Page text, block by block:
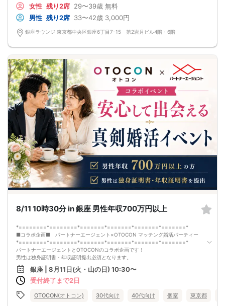
心が広く余裕があり、安心できる etc
あなたの理想のお相手と出逢えるかも♡
女性 残り2席 29〜39歳 無料
男性 残り2席 33〜42歳 3,000円
銀座ラウンジ 東京都中央区銀座6丁目7-15 第2岩月ビル4階・6階
8/11 10時30分 in 銀座 男性年収700万円以上
*========*========*=======*=======*=======*=======*
■コラボ企画■ パートナーエージェント×OTOCON マッチング婚活パーティー
*========*========*=======*=======*=======*=======*
パートナーエージェントとOTOCONのコラボ企画です！
男性は独身証明書・年収証明提出必須となります。
-------------------------------------------------------
婚活パーティーの流れ
・受付
↓
銀座 | 8月11日(火・山の日) 10:30〜
受付終了まで2日
OTOCON(オトコン) 30代向け 40代向け 個室 東京都